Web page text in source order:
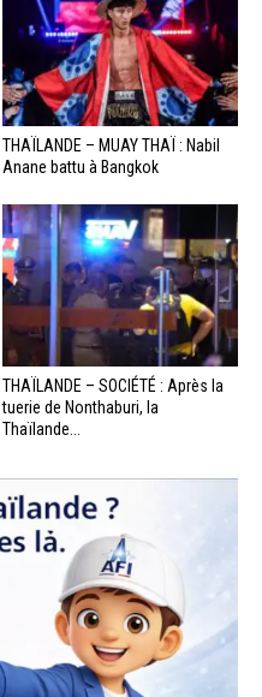
THAÏLANDE – MUAY THAÏ : Nabil
Anane battu à Bangkok
THAÏLANDE – SOCIÉTÉ : Après la
tuerie de Nonthaburi, la
Thaïlande...